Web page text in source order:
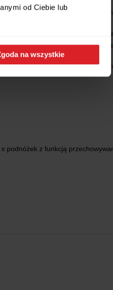
od Ciebie lub
na wszystkie
małe spotkanie rodzinne, czy
relaksu w ogrodzie lub na
i wytrzymały wygląd
dobrze, a modułowe elementy
z funkcją